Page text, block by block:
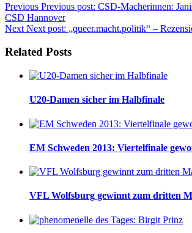
Previous Previous post: CSD-Macherinnen:
CSD Hannover
Next Next post: „queer.macht.politik“ –
Related Posts
U20-Damen sicher im Halbfinale
EM Schweden 2013: Viertelfinale
VFL Wolfsburg gewinnt zum dritten